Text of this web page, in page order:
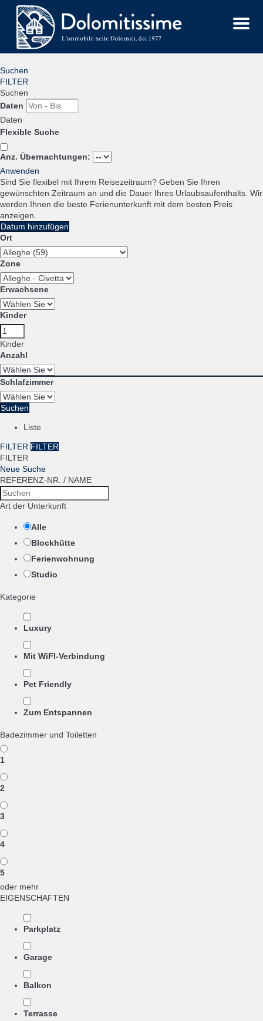
Menu
Suchen
FILTER
Suchen
Daten
Daten
Flexible Suche
Anz. Übernachtungen:
Anwenden
Sind Sie flexibel mit Ihrem Reisezeitraum? Geben Sie Ihren
gewünschten Zeitraum an und die Dauer Ihres Urlaubsaufenthalts. Wir
werden Ihnen die beste Ferienunterkunft mit dem besten Preis
anzeigen.
Datum hinzufügen
Ort
Zone
Erwachsene
Kinder
Kinder
Anzahl
Schlafzimmer
Suchen
Liste
FILTER FILTER
FILTER
Neue Suche
REFERENZ-NR. / NAME
Art der Unterkunft
Alle
Blockhütte
Ferienwohnung
Studio
Kategorie
Luxury
Mit WiFI-Verbindung
Pet Friendly
Zum Entspannen
Badezimmer und Toiletten
1
2
3
4
5
oder mehr
EIGENSCHAFTEN
Parkplatz
Garage
Balkon
Terrasse